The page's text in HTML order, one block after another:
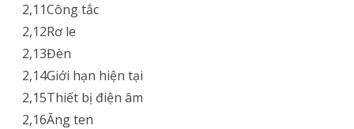
2,11Công tắc
2,12Rơ le
2,13Đèn
2,14Giới hạn hiện tại
2,15Thiết bị điện âm
2,16Ăng ten